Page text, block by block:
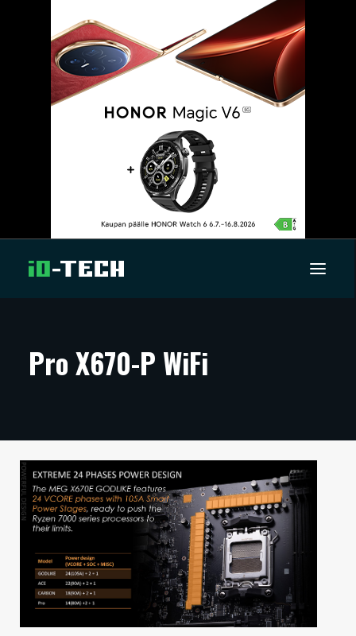
ARTIKKELIT
TECHBBS
TIETOA
HINTA.FI
VAIHDA TEEMA
Pro X670-P WiFi